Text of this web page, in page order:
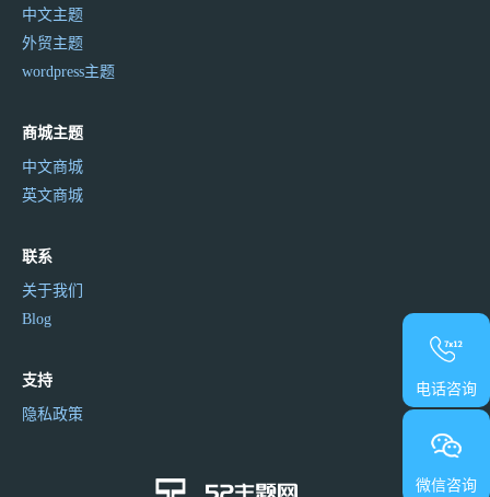
中文主题
外贸主题
wordpress主题
商城主题
中文商城
英文商城
联系
关于我们
Blog
支持
隐私政策
电话咨询
微信咨询